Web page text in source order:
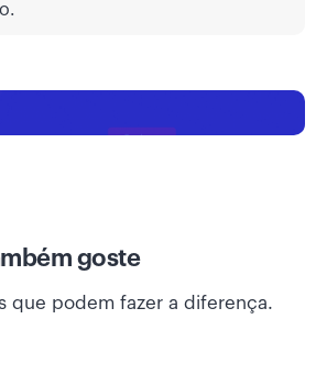
goste
que podem fazer a diferença.